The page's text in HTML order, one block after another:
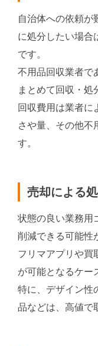
自治体への依頼が
に処分したい場合
です。
不用品回収業者で
まとめて回収・処
回収費用は業者に
さや量、その他不
す。
売却による
状態の良い業務用
削減できる可能性
フリマアプリや買
が可能となるケー
特に、デザイン性
品などは、高値で